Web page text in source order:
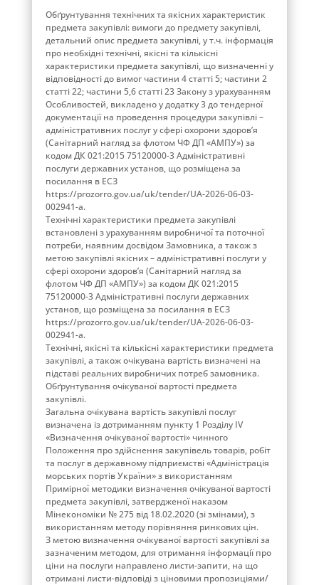
Обґрунтування технічних та якісних характеристик
предмета закупівлі: вимоги до предмету закупівлі,
детальний опис предмета закупівлі, у т.ч. інформація
про необхідні технічні, якісні та кількісні
характеристики предмета закупівлі, що визначенні у
відповідності до вимог частини 4 статті 5; частини 2
статті 22; частини 5,6 статті 23 Закону з урахуванням
Особливостей, викладено у додатку 3 до тендерної
документації на проведення процедури закупівлі –
адміністративних послуг у сфері охорони здоров’я
(Санітарний нагляд за флотом ЧФ ДП «АМПУ») за
кодом ДК 021:2015 75120000-3 Адміністративні
послуги державних установ, що розміщена за
посилання в ЕСЗ
https://prozorro.gov.ua/uk/tender/UA-2026-06-03-
002941-a.
Технічні характеристики предмета закупівлі
встановлені з урахуванням виробничої та поточної
потреби, наявним досвідом Замовника, а також з
метою закупівлі якісних – адміністративні послуги у
сфері охорони здоров’я (Санітарний нагляд за
флотом ЧФ ДП «АМПУ») за кодом ДК 021:2015
75120000-3 Адміністративні послуги державних
установ, що розміщена за посилання в ЕСЗ
https://prozorro.gov.ua/uk/tender/UA-2026-06-03-
002941-a.
Технічні, якісні та кількісні характеристики предмета
закупівлі, а також очікувана вартість визначені на
підставі реальних виробничих потреб замовника.
Обґрунтування очікуваної вартості предмета
закупівлі.
Загальна очікувана вартість закупівлі послуг
визначена із дотриманням пункту 1 Розділу ІV
«Визначення очікуваної вартості» чинного
Положення про здійснення закупівель товарів, робіт
та послуг в державному підприємстві «Адміністрація
морських портів України» з використанням
Примірної методики визначення очікуваної вартості
предмета закупівлі, затвердженої наказом
Мінекономіки № 275 від 18.02.2020 (зі змінами), з
використанням методу порівняння ринкових цін.
З метою визначення очікуваної вартості закупівлі за
зазначеним методом, для отримання інформації про
ціни на послуги направлено листи-запити, на що
отримані листи-відповіді з ціновими пропозиціями/